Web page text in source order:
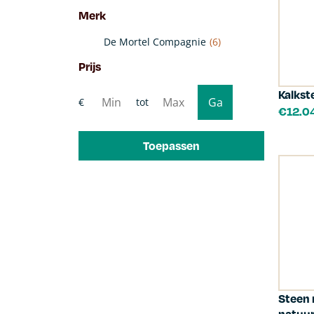
Merk
De Mortel Compagnie (6)
Prijs
Toepassen
€
Steen